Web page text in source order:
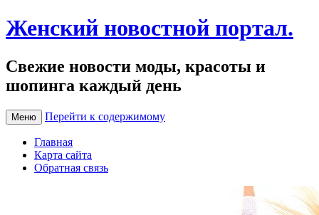
Женский новостной портал.
Свежие новости моды, красоты и
шопинга каждый день
Меню Перейти к содержимому
Главная
Карта сайта
Обратная связь